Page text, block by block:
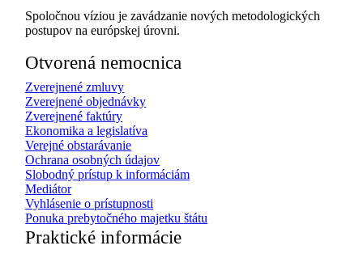
Spoločnou víziou je zavádzanie nových metodologických
postupov na európskej úrovni.
Otvorená nemocnica
Zverejnené zmluvy
Zverejnené objednávky
Zverejnené faktúry
Ekonomika a legislatíva
Verejné obstarávanie
Ochrana osobných údajov
Slobodný prístup k informáciám
Mediátor
Vyhlásenie o prístupnosti
Ponuka prebytočného majetku štátu
Praktické informácie